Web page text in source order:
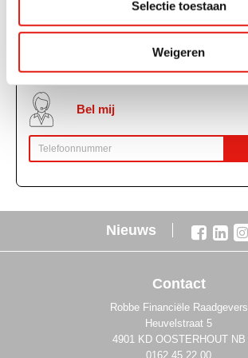
Selectie toestaan
Weigeren
info@robbe.nl
Bel mij
Nieuws
Contact
Robbe Financiële Raadgevers
Heuvelstraat 5
4901 KD OOSTERHOUT NB
0162 45 22 00